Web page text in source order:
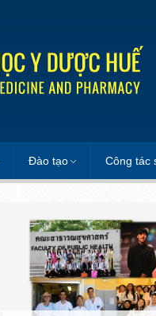
Đào tạo Công tác